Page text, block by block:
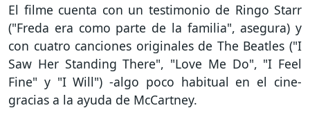
El filme cuenta con un testimonio de Ringo Starr
("Freda era como parte de la familia", asegura) y
con cuatro canciones originales de The Beatles ("I
Saw Her Standing There", "Love Me Do", "I Feel
Fine" y "I Will") -algo poco habitual en el cine-
gracias a la ayuda de McCartney.